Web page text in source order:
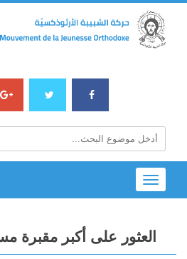
Toggle
navigation
العثور على أكبر مقبرة